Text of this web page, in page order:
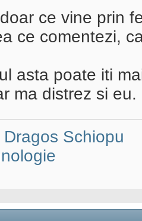
ce vine prin
ce comentezi,
asta poate iti
ma distrez si eu.
Dragos Schiopu